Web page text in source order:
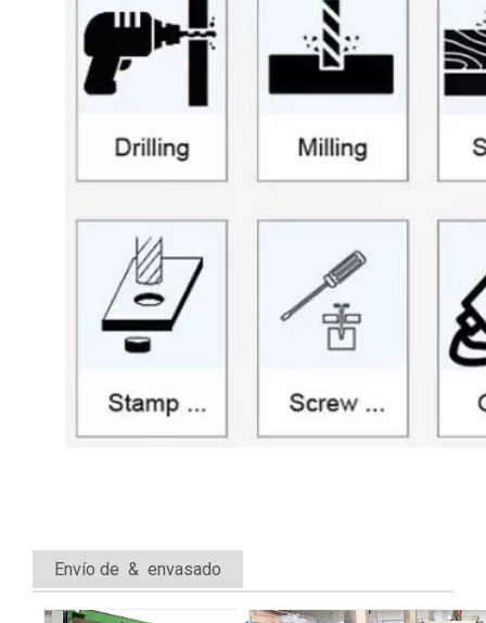
Envío de & envasado